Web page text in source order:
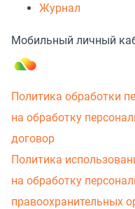
Журнал
Мобильный личный
Политика обработки
на обработку
договор
Политика
на обработку
правоохранительных